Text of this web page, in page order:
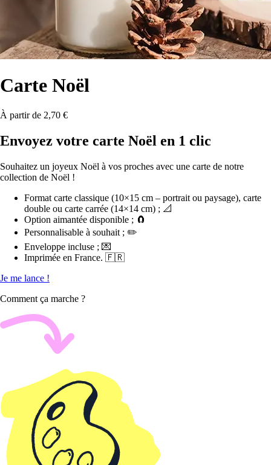
Carte Noël
À partir de 2,70 €
Envoyez votre carte Noël en 1 clic
Souhaitez un joyeux Noël à vos proches avec une carte de notre
collection de Noël !
Format carte classique (10×15 cm – portrait ou paysage), carte
double ou carte carrée (14×14 cm) ; 📐
Option aimantée disponible ; 🧲
Personnalisable à souhait ; ✏️
Enveloppe incluse ; 💌
Imprimée en France. 🇫🇷
Je me lance !
Comment ça marche ?